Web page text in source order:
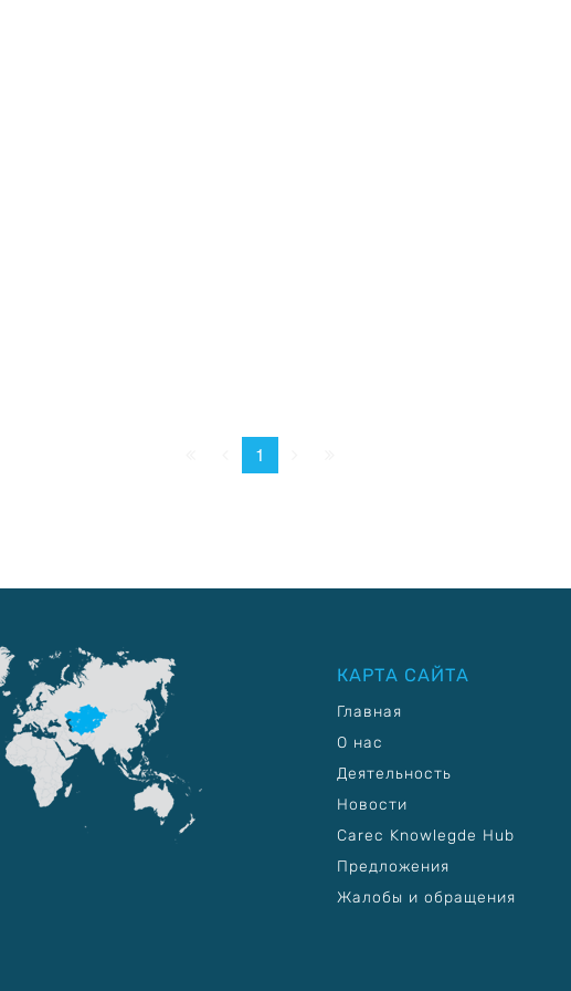
Пред.
1
КАРТА САЙТА
Главная
О нас
Деятельность
Новости
Carec Knowlegde Hub
Предложения
Жалобы и обращения